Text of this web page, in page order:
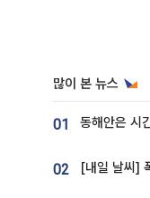
많이 본 뉴스
01
02